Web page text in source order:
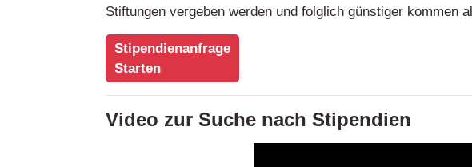
Stiftungen vergeben werden und folglich günstiger kommen
Stipendienanfrage
Starten
Video zur Suche nach Stipendien